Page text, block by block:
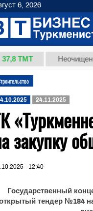
Неочищенная
24.11.2025
закупку
- 12:40
Государственный
тендер №184
6, 2026